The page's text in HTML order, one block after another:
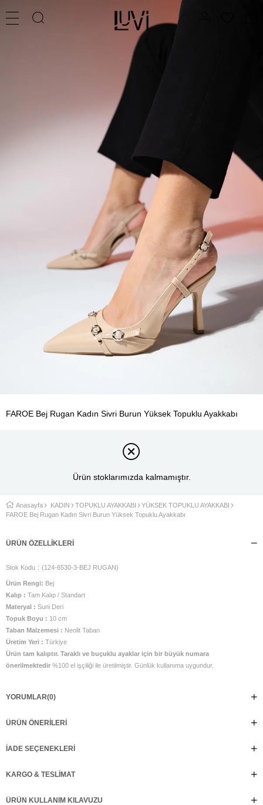
FAROE Bej Rugan Kadın Sivri Burun Yüksek Topuklu Ayakkabı
Ürün stoklarımızda kalmamıştır.
Anasayfa KADIN TOPUKLU AYAKKABI
YÜKSEK TOPUKLU AYAKKABI
FAROE Bej Rugan Kadın Sivri Burun Yüksek Topuklu Ayakkabı
ÜRÜN ÖZELLIKLERI
Stok Kodu (124-6530-3-BEJ RUGAN)
Ürün Rengi: Bej
Kalıp : Tam Kalıp / Standart
Materyal : Suni Deri
Topuk Boyu : 10 cm
Taban Malzemesi : Neolit Taban
Üretim Yeri : Türkiye
Ürün tam kalıptır. Taraklı ve buçuklu ayaklar için bir büyük numara
önerilmektedir %100 el işçiliği ile üretilmiştir. Günlük kullanıma uygundur.
YORUMLAR(0)
ÜRÜN ÖNERILERI
İADE SEÇENEKLERI
KARGO & TESLIMAT
ÜRÜN KULLANIM KILAVUZU